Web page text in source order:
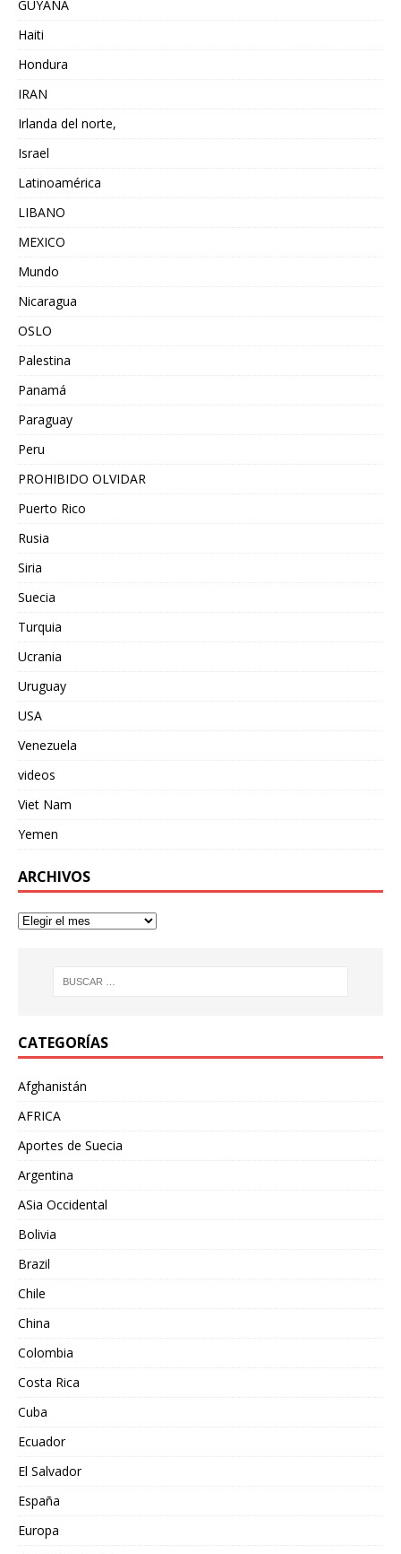
GUYANA
Haiti
Hondura
IRAN
Irlanda del norte,
Israel
Latinoamérica
LIBANO
MEXICO
Mundo
Nicaragua
OSLO
Palestina
Panamá
Paraguay
Peru
PROHIBIDO OLVIDAR
Puerto Rico
Rusia
Siria
Suecia
Turquia
Ucrania
Uruguay
USA
Venezuela
videos
Viet Nam
Yemen
ARCHIVOS
CATEGORÍAS
Afghanistán
AFRICA
Aportes de Suecia
Argentina
ASia Occidental
Bolivia
Brazil
Chile
China
Colombia
Costa Rica
Cuba
Ecuador
El Salvador
España
Europa